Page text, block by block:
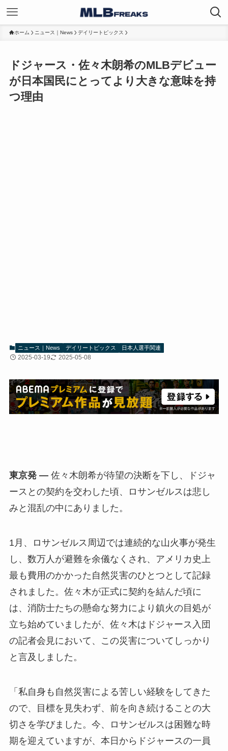
ホーム ニュース｜News デイリートピックス
ドジャース・佐々木朗希のMLBデビュー
が日本国民にとってより大きな意味を持
つ理由
ニュース｜News デイリートピックス 日本人選手関連
2025-03-19 2025-05-08
東京発 —佐々木朗希が待望の決断を下し、ドジャ
ースとの契約を交わした頃、ロサンゼルスは悲し
みと混乱の中にありました。
1月、ロサンゼルス周辺では連続的な山火事が発生
し、数万人が避難を余儀なくされ、アメリカ史上
最も費用のかかった自然災害のひとつとして記録
されました。佐々木が正式に契約を結んだ頃に
は、消防士たちの懸命な努力により鎮火の目処が
立ち始めていましたが、佐々木はドジャース入団
の記者会見において、この災害についてしっかり
と言及しました。
「私自身も自然災害による苦しい経験をしてきた
ので、目標を見失わず、前を向き続けることの大
切さを学びました。今、ロサンゼルスは困難な時
期を迎えていますが、本日からドジャースの一員